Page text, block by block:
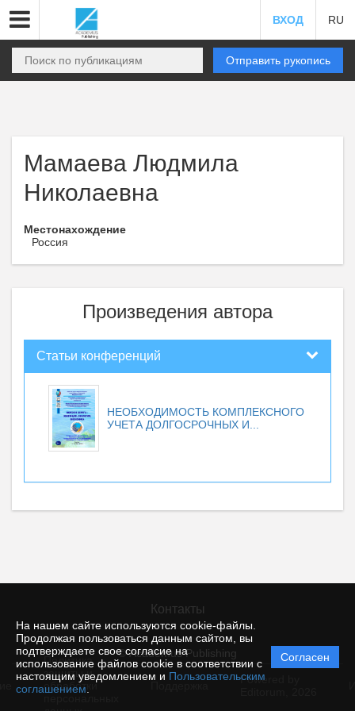
На нашем сайте используются cookie-файлы.
Продолжая пользоваться данным сайтом, вы
подтверждаете свое согласие на
использование файлов cookie в соответствии с
настоящим уведомлением и Пользовательским
соглашением
Согласен
ВХОД RU
Отправить рукопись
Мамаева Людмила
Николаевна
Местонахождение
Россия
Произведения автора
Статьи конференций
НЕОБХОДИМОСТЬ КОМПЛЕКСНОГО
УЧЕТА ДОЛГОСРОЧНЫХ И...
Контакты
© Academus Publishing
Политика
защиты и
обработки
Powered by